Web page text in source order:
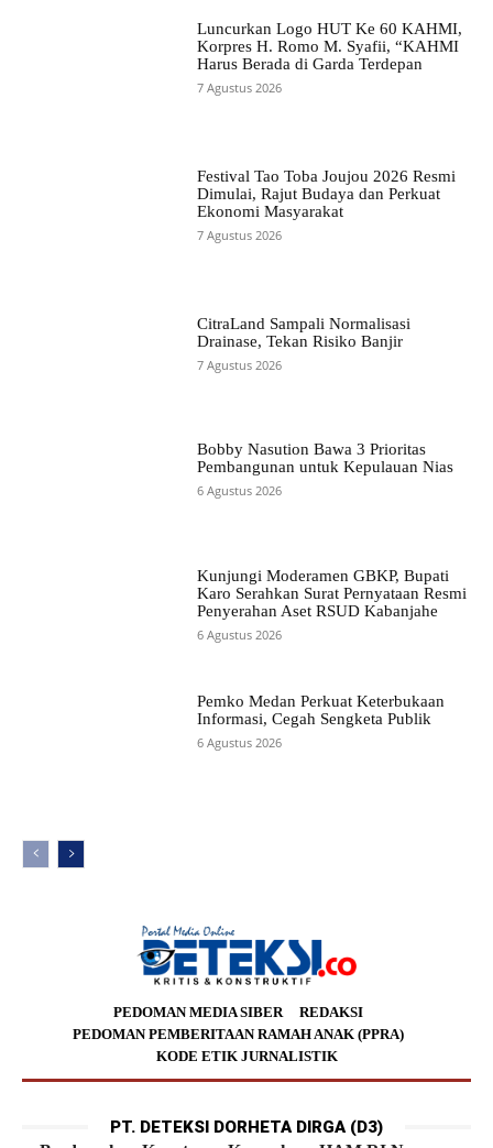
Luncurkan Logo HUT Ke 60 KAHMI,
Korpres H. Romo M. Syafii, “KAHMI
Harus Berada di Garda Terdepan
7 Agustus 2026
Festival Tao Toba Joujou 2026 Resmi
Dimulai, Rajut Budaya dan Perkuat
Ekonomi Masyarakat
7 Agustus 2026
CitraLand Sampali Normalisasi
Drainase, Tekan Risiko Banjir
7 Agustus 2026
Bobby Nasution Bawa 3 Prioritas
Pembangunan untuk Kepulauan Nias
6 Agustus 2026
Kunjungi Moderamen GBKP, Bupati
Karo Serahkan Surat Pernyataan Resmi
Penyerahan Aset RSUD Kabanjahe
6 Agustus 2026
Pemko Medan Perkuat Keterbukaan
Informasi, Cegah Sengketa Publik
6 Agustus 2026
PEDOMAN MEDIA SIBER
REDAKSI
PEDOMAN PEMBERITAAN RAMAH ANAK (PPRA)
KODE ETIK JURNALISTIK
PT. DETEKSI DORHETA DIRGA (D3)